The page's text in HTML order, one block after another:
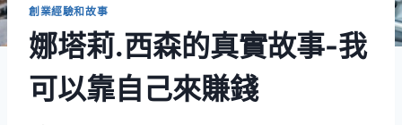
創業經驗和故事
娜塔莉.西森的真實故事-我
可以靠自己來賺錢